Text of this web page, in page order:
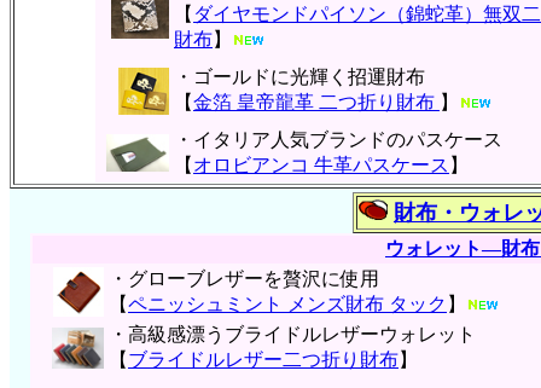
【 ダイヤモンドパイソン（錦蛇革）無双
財布】
・ゴールドに光輝く招運財布
【金箔 皇帝龍革 二つ折り財布 】
・イタリア人気ブランドのパスケース
【 オロビアンコ 牛革パスケース 】
財布・ウォレ
ウォレット―財
・グローブレザーを贅沢に使用
【ペニッシュミント メンズ財布 タック 】
・高級感漂うブライドルレザーウォレット
【 ブライドルレザー二つ折り財布】